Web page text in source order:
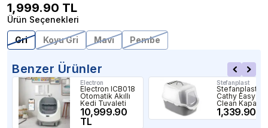
1,999.90 TL
Ürün Seçenekleri
Gri
Koyu Gri Mavi Pembe
Benzer Ürünler
Electron
Electron ICB018
Otomatik Akıllı
Kedi Tuvaleti
10,999.90
TL
Stefanplast
Stefanplast
Cathy Easy
Clean Kapalı
Kedi Tuvaleti
Beyaz
1,339.90